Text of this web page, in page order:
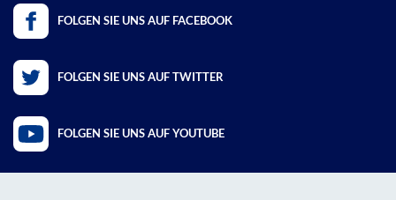
FOLGEN SIE UNS AUF FACEBOOK
FOLGEN SIE UNS AUF TWITTER
FOLGEN SIE UNS AUF YOUTUBE